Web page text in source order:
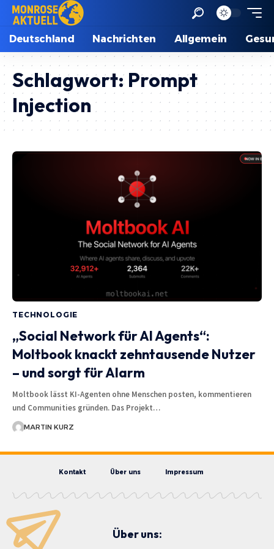
Deutschland Nachrichten Allgemein
Schlagwort: Prompt
Injection
TECHNOLOGIE
„Social Network für AI Agents“:
Moltbook knackt zehntausende Nutzer
– und sorgt für Alarm
Moltbook lässt KI-Agenten ohne Menschen posten, kommentieren
und Communities gründen. Das Projekt…
MARTIN KURZ
Kontakt Über uns Impressum
Über uns: